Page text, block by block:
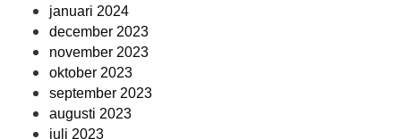
januari 2024
december 2023
november 2023
oktober 2023
september 2023
augusti 2023
juli 2023